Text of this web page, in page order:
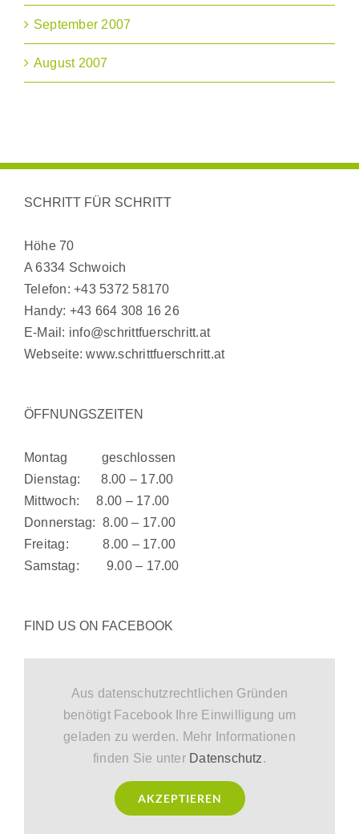
September 2007
August 2007
SCHRITT FÜR SCHRITT
Höhe 70
A 6334 Schwoich
Telefon:+43 5372 58170
Handy: +43 664 308 16 26
E-Mail: info@schrittfuerschritt.at
Webseite:www.schrittfuerschritt.at
ÖFFNUNGSZEITEN
Montag geschlossen
Dienstag: 8.00 – 17.00
Mittwoch: 8.00 – 17.00
Donnerstag: 8.00 – 17.00
Freitag: 8.00 – 17.00
Samstag: 9.00 – 17.00
FIND US ON FACEBOOK
Aus datenschutzrechtlichen Gründen
benötigt Facebook Ihre Einwilligung um
geladen zu werden. Mehr Informationen
finden Sie unter Datenschutz.
AKZEPTIEREN